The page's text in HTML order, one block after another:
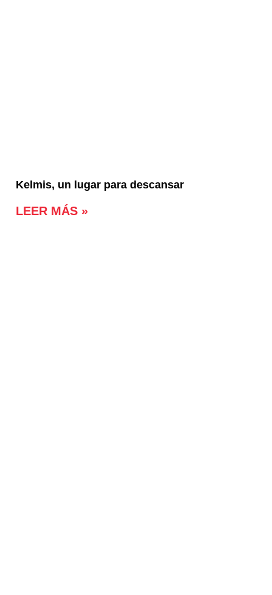
Kelmis, un lugar para descansar
LEER MÁS »